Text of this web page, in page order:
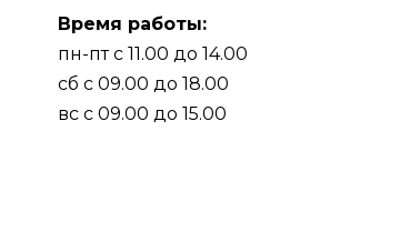
Время работы:
пн-пт с 11.00 до 14.00
сб с 09.00 до 18.00
вс с 09.00 до 15.00